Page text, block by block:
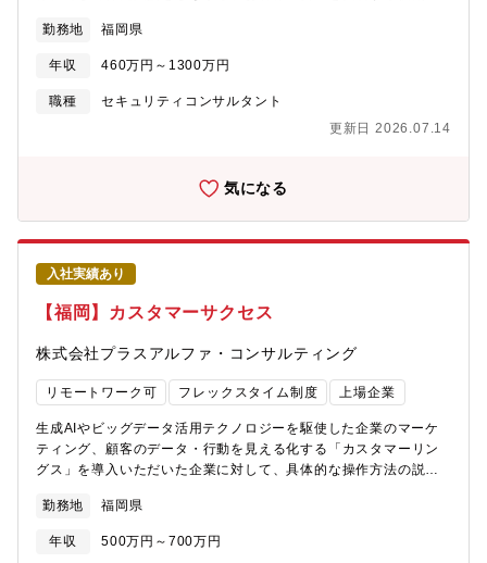
す。■企業のサイバーレジリエンス強化や課題解決に向けたアーキ
テクチャ策定■クラウド、オンプレミスを問わず企業のITシステム
に関するセキュリティ・バイ・デザインに基づく最適化計画およ
びアーキテクチャ策定■お客様のサイバーセキュリティを含む
ロトラストや外部クラウドの活用（クラウドネイティブ・ハイブ
実現していくための活動を実践していただきます。【ポジション
の魅力】■お客様と一緒になって、システム導入の企画・構想段階
から戦略を描けるポジション■お客様がまだ気づいていない課題に
自ら踏み込み、解決への道筋を示すことで得られる達成感■ベンダ
ーや製品に縛られず、最新の技術やサービスを柔軟に組み合わせ
ながらお客様に最適な未来像を提案できる自由度【働き方に関し
て】■最大3割在宅勤務(テレワーク)が可能。■九州支社に150名程
度のスタッフがおり、年次問わず、主要顧客向けの最前線で活躍
中■オンラインで商談を行うお客様も多く、遠隔地への出張もあわ
せて生産性の高い業務をこなせる環境を用意しています。■立ち座
席/ファミレス席/休養室などがあり、様々な座席をフリーアドレス
で利用しています。【企業の魅力】■自社インフラ基盤×100種類
を超える自社サービス日本で初めてインターネットサービスを展
開した同社は、国内最大規模のネットワーク基盤を独自構築して
おり、自社の基盤に幅広い自社サービスを展開しております。そ
域まで幅広い知見を身に着けられる環境です■15,000社を超える
で、各業界のトップ10企業に対する浸透率は80%を超えておりま
勤務地 福岡県
年収 460万円～1300万円
職種
セキュリティコンサルタント
更新日 2026.07.14
気になる
入社実績あり
【福岡】カスタマーサクセス
株式会社プラスアルファ・コンサルティング
リモートワーク可 フレックスタイム制度 上場企業
生成AIやビッグデータ活用テクノロジーを駆使した企業のマーケ
ティング、顧客のデータ・行動を見える化する「カスタマーリン
グス」を導入いただいた企業に対して、具体的な操作方法の説
の提案～伴走支援をご担当いただきます。■業務内容◆「カスタマ
ーリングス」の活用に関するメール・電話などでの説明・サポー
ト◆各ソリューションの導入目的に合わせた、他社事例等に基づ
勤務地 福岡県
年収 500万円～700万円